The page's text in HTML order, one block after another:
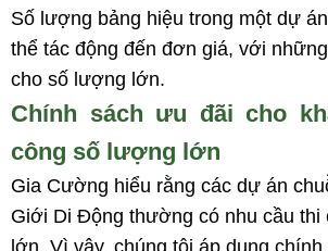
Số lượng bảng hiệu trong một dự
thể tác động đến đơn giá, với
cho số lượng lớn.
Chính sách ưu đãi cho
công số lượng lớn
Gia Cường hiểu rằng các dự án
Giới Di Động thường có nhu cầu thi
lớn. Vì vậy, chúng tôi áp dụng